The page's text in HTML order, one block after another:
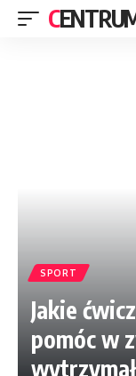
SPORT
Jakie
pomóc w